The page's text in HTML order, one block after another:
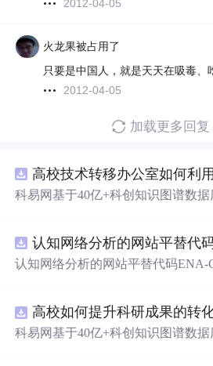
2012-04-05
火龙果被占用了
只要是中国人，就是天天在吸毒、
2012-04-05
加载更多回复
科易网基于40亿+科创知识图谱数
新领域的AI+数智化解决方案，推
智能化发展。
认知网络分析的网站平替代码ENA-
高校如何提升科研成果的转
科易网基于40亿+科创知识图谱数